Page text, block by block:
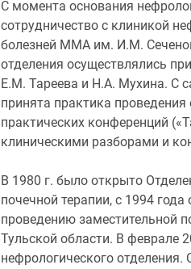
С момента основания
сотрудничество с клиникой
болезней ММА им. И.М.
отделения осуществлялись
Е.М. Тареева и Н.А. Мухина. С
принята практика
практических конференций
клиническими разборами и
В 1980 г. было открыто
почечной терапии, с 1994
проведению заместительной
Тульской области. В феврале
нефрологического